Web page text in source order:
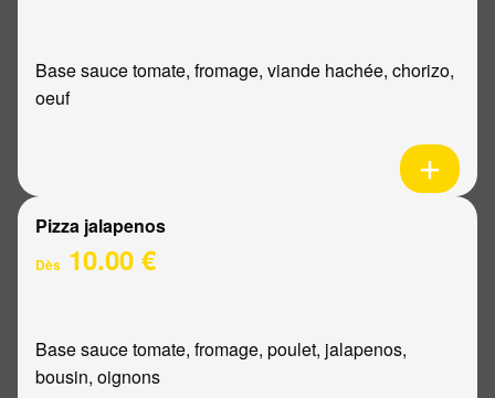
Base sauce tomate, fromage, viande hachée, chorizo,
oeuf
Pizza jalapenos
Dès 10.00 €
Base sauce tomate, fromage, poulet, jalapenos,
bousin, oignons